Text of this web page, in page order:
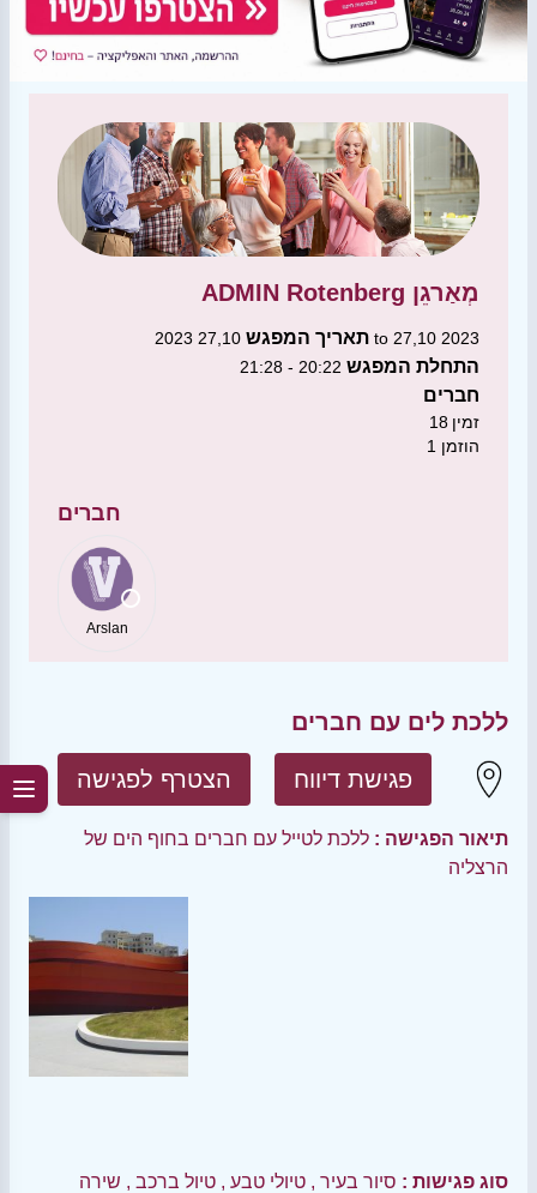
ADMIN Rotenberg מְאַרגֵן
תאריך המפגש 27,10 2023 to 27,10 2023
התחלת המפגש 20:22 - 21:28
חברים
18 זמין
1 הוזמן
חברים
Arslan
ללכת לים עם חברים
הצטרף לפגישה פגישת דיווח
תיאור הפגישה : ללכת לטייל עם חברים בחוף הים של
הרצליה
סוג פגישות : סיור בעיר , טיולי טבע , טיול ברכב , שירה